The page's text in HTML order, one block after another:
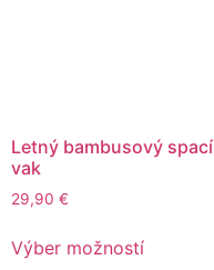
Letný bambusový spací
vak
29,90 €
Výber možností